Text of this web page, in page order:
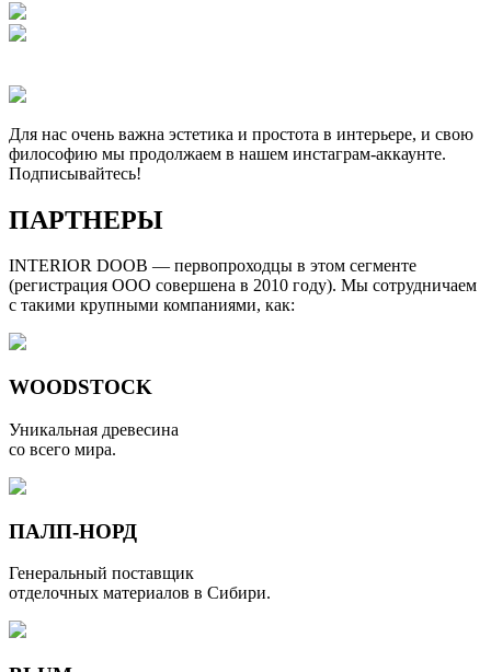
Для нас очень важна эстетика и простота в интерьере, и свою
философию мы продолжаем в нашем инстаграм-аккаунте.
Подписывайтесь!
ПАРТНЕРЫ
INTERIOR DOOB — первопроходцы в этом сегменте
(регистрация ООО совершена в 2010 году). Мы сотрудничаем
с такими крупными компаниями, как:
WOODSTOCK
Уникальная древесина
со всего мира.
ПАЛП-НОРД
Генеральный поставщик
отделочных материалов в Сибири.